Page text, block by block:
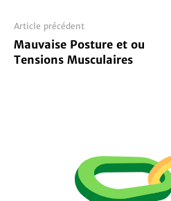
Article précédent
Mauvaise Posture et ou
Tensions Musculaires